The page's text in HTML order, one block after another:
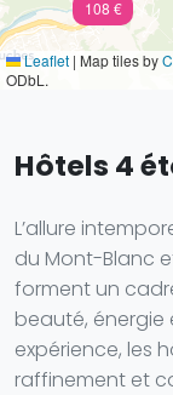
108 €
Leaflet | Map tiles by
ODbL.
Hôtels 4
L’allure
du Mont-Blanc
forment un
beauté,
expérience, les
raffinement et